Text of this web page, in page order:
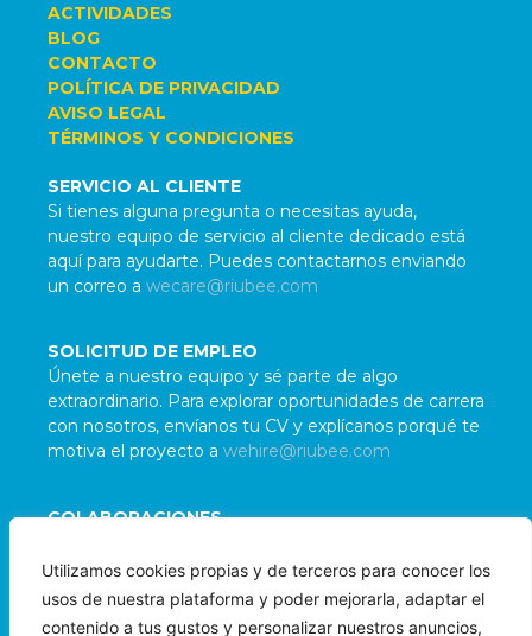
Utilizamos cookies propias y de terceros para conocer los
usos de nuestra plataforma y poder mejorarla, adaptar el
contenido a tus gustos y personalizar nuestros anuncios,
COLABORACIONES
Damos la bienvenida a colaboraciones con
organizaciones e individuos alineados con nuestra
misión. Para evaluar posibles sinergias, contáctanos
SOLICITUD DE EMPLEO
Únete a nuestro equipo y sé parte de algo
extraordinario. Para explorar oportunidades de carrera
con nosotros, envíanos tu CV y explícanos porqué te
motiva el proyecto a wehire@riubee.com
SERVICIO AL CLIENTE
Si tienes alguna pregunta o necesitas ayuda,
nuestro equipo de servicio al cliente dedicado está
aquí para ayudarte. Puedes contactarnos enviando
un correo a wecare@riubee.com
ACTIVIDADES
BLOG
CONTACTO
POLÍTICA DE PRIVACIDAD
AVISO LEGAL
TÉRMINOS Y CONDICIONES